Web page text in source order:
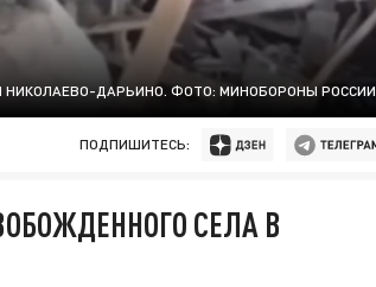
НИКОЛАЕВО-ДАРЬИНО. ФОТО: МИНОБОРОНЫ РОССИИ
ПОДПИШИТЕСЬ:
СЕЛА В